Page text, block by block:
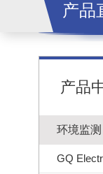
产品
产品
环境监测
GQ